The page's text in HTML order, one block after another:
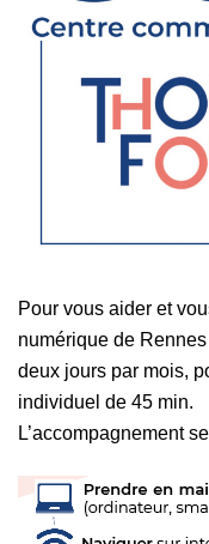
Pour vous aider et
numérique de
deux jours par mois,
individuel de 45 min.
L’accompagnement